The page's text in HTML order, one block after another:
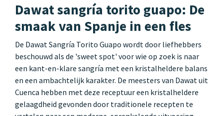
Dawat sangría torito guapo: De
smaak van Spanje in een fles
De Dawat Sangría Torito Guapo wordt door liefhebbers
beschouwd als de 'sweet spot' voor wie op zoek is naar
een kant-en-klare sangría met een kristalheldere balans
en een ambachtelijk karakter. De meesters van Dawat uit
Cuenca hebben met deze receptuur een kristalheldere
gelaagdheid gevonden door traditionele recepten te